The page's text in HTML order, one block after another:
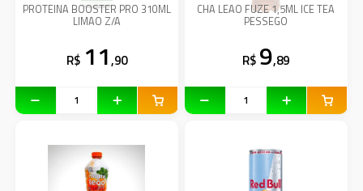
PROTEINA BOOSTER PRO 310ML
LIMAO Z/A
R$ 11,90
CHA LEAO FUZE 1,5ML ICE TEA
PESSEGO
R$ 9,89